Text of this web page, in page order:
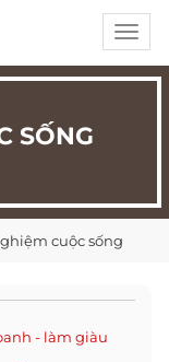
SỐNG
cuộc sống
- làm giàu